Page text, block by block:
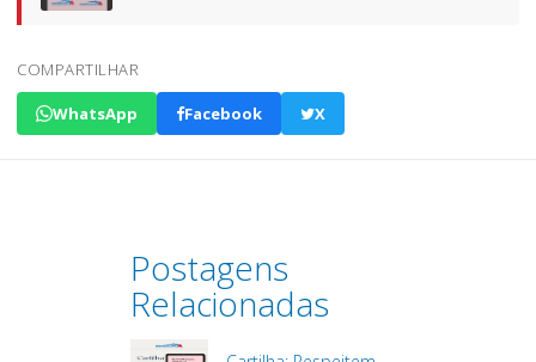
COMPARTILHAR
WhatsApp Facebook X
Postagens
Relacionadas